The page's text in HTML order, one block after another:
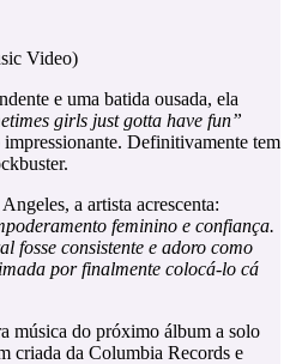
Video)
e uma batida ousada, ela
girls just gotta have fun”
Definitivamente tem
a artista acrescenta:
feminino e confiança.
fosse consistente e adoro como
por finalmente colocá-lo cá
música do próximo álbum a solo
criada da Columbia Records e